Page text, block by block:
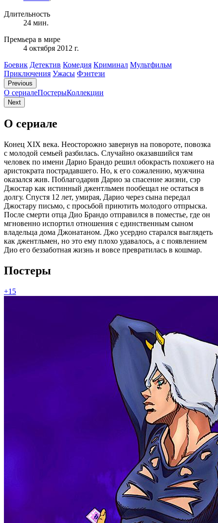
Длительность
24 мин.
Премьера в мире
4 октября 2012 г.
Боевик Детектив Комедия Криминал Мультфильм
Приключения Ужасы Фэнтези
Previous
О сериалеПостерыКоллекции
Next
О сериале
Конец XIX века. Неосторожно завернув на повороте, повозка
с молодой семьей разбилась. Случайно оказавшийся там
человек по имени Дарио Брандо решил обокрасть похожего на
аристократа пострадавшего. Но, к его сожалению, мужчина
оказался жив. Поблагодарив Дарио за спасение жизни, сэр
Джостар как истинный джентльмен пообещал не остаться в
долгу. Спустя 12 лет, умирая, Дарио через сына передал
Джостару письмо, с просьбой приютить молодого отпрыска.
После смерти отца Дио Брандо отправился в поместье, где он
мгновенно испортил отношения с единственным сыном
владельца дома Джонатаном. Джо усердно старался выглядеть
как джентльмен, но это ему плохо удавалось, а с появлением
Дио его беззаботная жизнь и вовсе превратилась в кошмар.
Постеры
+15